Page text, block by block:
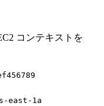
コンテキストを
east-1a